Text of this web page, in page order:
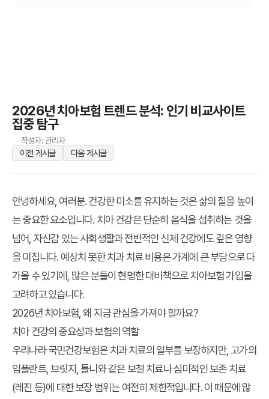
2026년 치아보험 트렌드 분석: 인기 비교사이트
집중 탐구
작성자: 관리자
이전 게시글
다음 게시글
안녕하세요, 여러분. 건강한 미소를 유지하는 것은 삶의 질을 높이
는 중요한 요소입니다. 치아 건강은 단순히 음식을 섭취하는 것을
넘어, 자신감 있는 사회생활과 전반적인 신체 건강에도 깊은 영향
을 미칩니다. 예상치 못한 치과 치료 비용은 가계에 큰 부담으로 다
가올 수 있기에, 많은 분들이 현명한 대비책으로 치아보험 가입을
고려하고 있습니다.
2026년 치아보험, 왜 지금 관심을 가져야 할까요?
치아 건강의 중요성과 보험의 역할
우리나라 국민건강보험은 치과 치료의 일부를 보장하지만, 고가의
임플란트, 브릿지, 틀니와 같은 보철 치료나 심미적인 보존 치료
(레진 등)에 대한 보장 범위는 여전히 제한적입니다. 이 때문에 많